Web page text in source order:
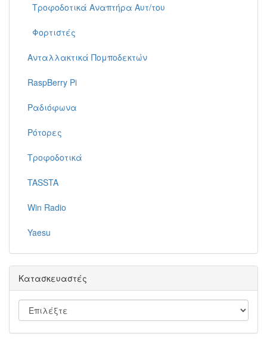
Τροφοδοτικά Αναπτήρα Αυτ/του
Φορτιστές
Ανταλλακτικά Πομποδεκτών
RaspBerry Pi
Ραδιόφωνα
Ρότορες
Τροφοδοτικά
TASSTA
Win Radio
Yaesu
Κατασκευαστές